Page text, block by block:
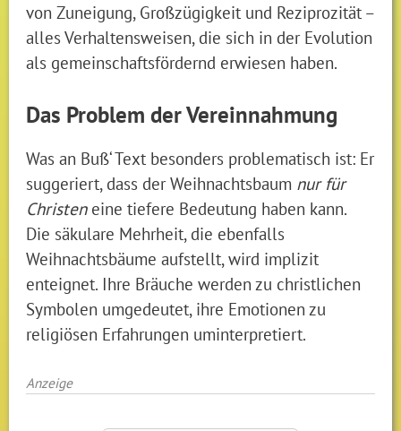
von Zuneigung, Großzügigkeit und Reziprozität –
alles Verhaltensweisen, die sich in der Evolution
als gemeinschaftsfördernd erwiesen haben.
Das Problem der Vereinnahmung
Was an Buß‘ Text besonders problematisch ist: Er
suggeriert, dass der Weihnachtsbaum nur für
Christeneine tiefere Bedeutung haben kann.
Die säkulare Mehrheit, die ebenfalls
Weihnachtsbäume aufstellt, wird implizit
enteignet. Ihre Bräuche werden zu christlichen
Symbolen umgedeutet, ihre Emotionen zu
religiösen Erfahrungen uminterpretiert.
Anzeige